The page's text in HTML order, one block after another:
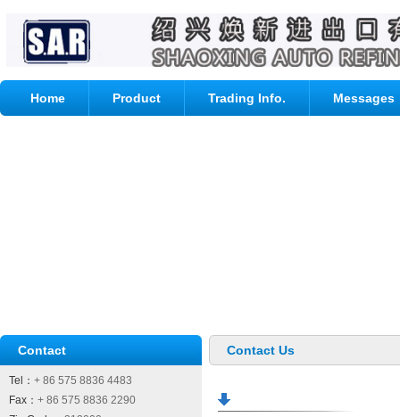
Home Product Trading Info. Messages
Contact
Tel： + 86 575 8836 4483
Fax： + 86 575 8836 2290
Contact Us